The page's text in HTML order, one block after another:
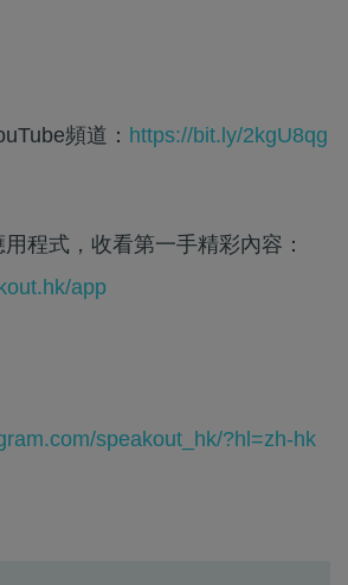
頻道： https://bit.ly/2kgU8qg
程式，收看第一手精彩內容：
app
speakout_hk/?hl=zh-hk